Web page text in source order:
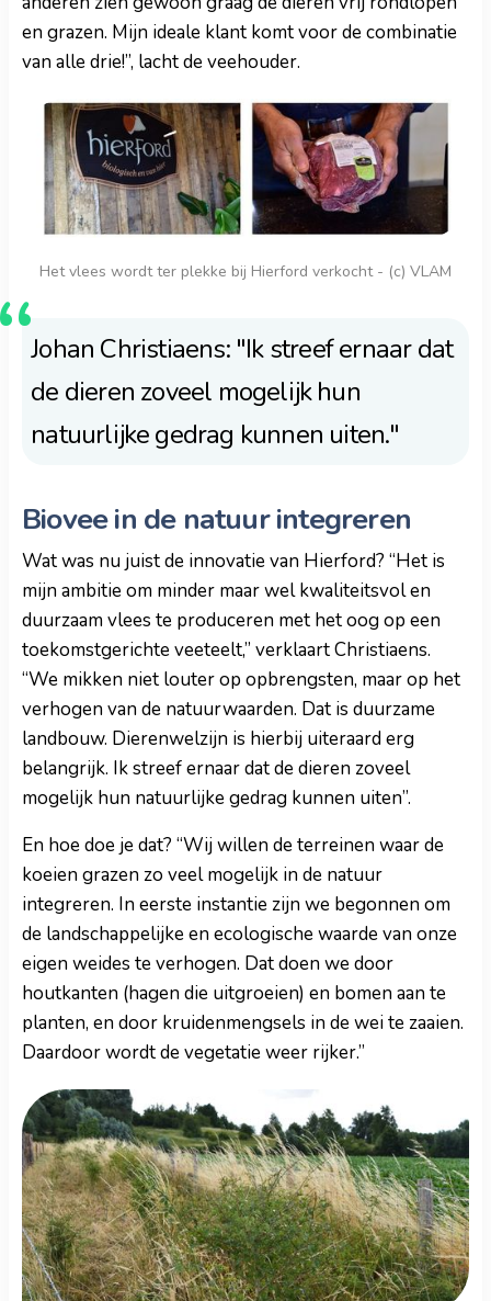
en grazen. Mijn ideale klant komt voor de combinatie
van alle drie!”, lacht de veehouder.
Het vlees wordt ter plekke bij Hierford verkocht - (c) VLAM
Johan Christiaens: "Ik streef ernaar dat
de dieren zoveel mogelijk hun
natuurlijke gedrag kunnen uiten."
Biovee in de natuur integreren
Wat was nu juist de innovatie van Hierford? “Het is
mijn ambitie om minder maar wel kwaliteitsvol en
duurzaam vlees te produceren met het oog op een
toekomstgerichte veeteelt,” verklaart Christiaens.
“We mikken niet louter op opbrengsten, maar op het
verhogen van de natuurwaarden. Dat is duurzame
landbouw. Dierenwelzijn is hierbij uiteraard erg
belangrijk. Ik streef ernaar dat de dieren zoveel
mogelijk hun natuurlijke gedrag kunnen uiten”.
En hoe doe je dat? “Wij willen de terreinen waar de
koeien grazen zo veel mogelijk in de natuur
integreren. In eerste instantie zijn we begonnen om
de landschappelijke en ecologische waarde van onze
eigen weides te verhogen. Dat doen we door
houtkanten (hagen die uitgroeien) en bomen aan te
planten, en door kruidenmengsels in de wei te zaaien.
Daardoor wordt de vegetatie weer rijker.”